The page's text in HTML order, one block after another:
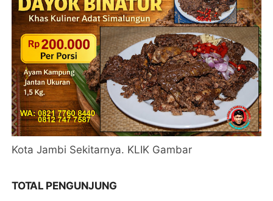
Kota Jambi Sekitarnya. KLIK Gambar
TOTAL PENGUNJUNG